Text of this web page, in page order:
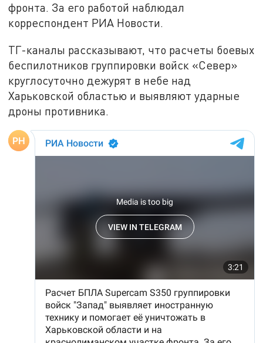
фронта. За его работой наблюдал
корреспондент РИА Новости.
ТГ-каналы рассказывают, что расчеты боевых
беспилотников группировки войск «Север»
круглосуточно дежурят в небе над
Харьковской областью и выявляют ударные
дроны противника.